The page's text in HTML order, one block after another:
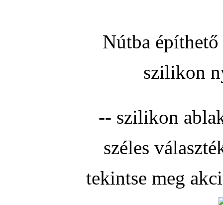
Nútba
szilikon
-- szilikon
széles
tekintse meg